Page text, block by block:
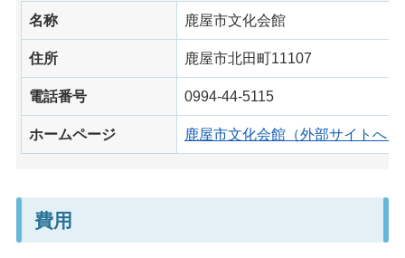
名称 鹿屋市文化会館
住所 鹿屋市北田町11107
電話番号 0994-44-5115
ホームページ 鹿屋市文化会館（外部サイトへリ
費用